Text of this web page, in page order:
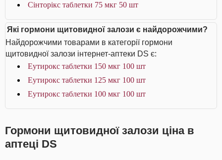
Сінторікс таблетки 75 мкг 50 шт
Які гормони щитовидної залози є найдорожчими?
Найдорожчими товарами в категорії гормони
щитовидної залози інтернет-аптеки DS є:
Еутирокс таблетки 150 мкг 100 шт
Еутирокс таблетки 125 мкг 100 шт
Еутирокс таблетки 100 мкг 100 шт
Гормони щитовидної залози ціна в
аптеці DS